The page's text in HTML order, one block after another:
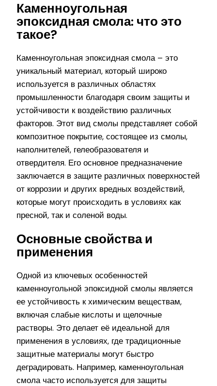
Каменноугольная
эпоксидная смола: что это
такое?
Каменноугольная эпоксидная смола – это
уникальный материал, который широко
используется в различных областях
промышленности благодаря своим защиты и
устойчивости к воздействию различных
факторов. Этот вид смолы представляет собой
композитное покрытие, состоящее из смолы,
наполнителей, гелеобразователя и
отвердителя. Его основное предназначение
заключается в защите различных поверхностей
от коррозии и других вредных воздействий,
которые могут происходить в условиях как
пресной, так и соленой воды.
Основные свойства и
применения
Одной из ключевых особенностей
каменноугольной эпоксидной смолы является
ее устойчивость к химическим веществам,
включая слабые кислоты и щелочные
растворы. Это делает её идеальной для
применения в условиях, где традиционные
защитные материалы могут быстро
деградировать. Например, каменноугольная
смола часто используется для защиты